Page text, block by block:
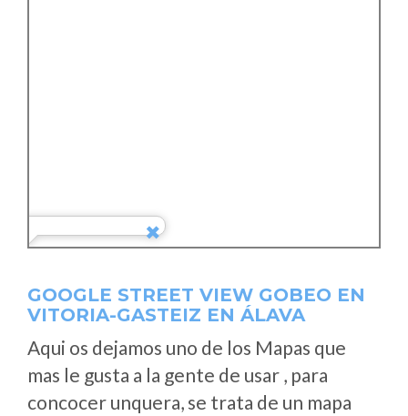
GOOGLE STREET VIEW GOBEO EN
VITORIA-GASTEIZ EN ÁLAVA
Aqui os dejamos uno de los Mapas que
mas le gusta a la gente de usar , para
concocer unquera, se trata de un mapa